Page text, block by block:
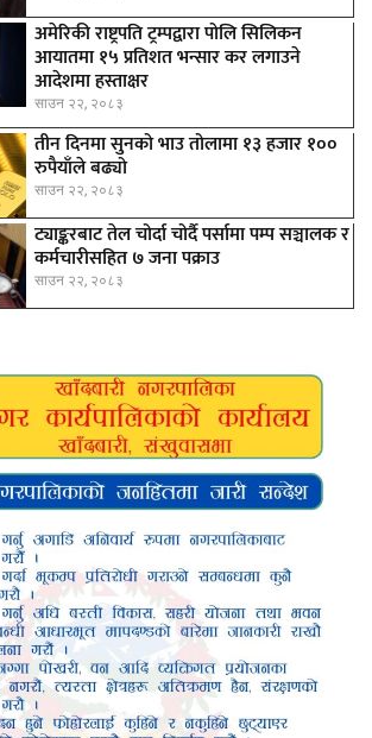
अमेरिकी राष्ट्रपति ट्रम्पद्वारा पोलि सिलिकन
आयातमा १५ प्रतिशत भन्सार कर लगाउने
आदेशमा हस्ताक्षर
साउन २२, २०८३
तीन दिनमा सुनको भाउ तोलामा १३ हजार १००
रुपैयाँले बढ्यो
साउन २२, २०८३
ट्याङ्करबाट तेल चोर्दा चोर्दै पर्सामा पम्प सञ्चालक र
कर्मचारीसहित ७ जना पक्राउ
साउन २२, २०८३